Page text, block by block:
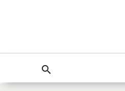
search